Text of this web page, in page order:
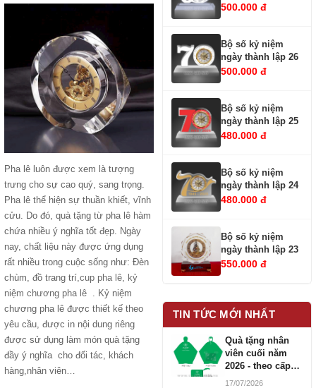
Pha lê luôn được xem là tượng
trưng cho sự cao quý, sang trọng.
Pha lê thể hiện sự thuần khiết, vĩnh
cửu. Do đó, quà tặng từ pha lê hàm
chứa nhiều ý nghĩa tốt đẹp. Ngày
nay, chất liệu này được ứng dụng
rất nhiều trong cuộc sống như: Đèn
chùm, đồ trang trí,cup pha lê, kỷ
niệm chương pha lê . Kỷ niệm
chương pha lê được thiết kế theo
yêu cầu, được in nội dung riêng
được sử dụng làm món quà tặng
đầy ý nghĩa cho đối tác, khách
hàng,nhân viên…
500.000 đ
Bộ số kỷ niệm
ngày thành lập 26
500.000 đ
Bộ số kỷ niệm
ngày thành lập 25
480.000 đ
Bộ số kỷ niệm
ngày thành lập 24
480.000 đ
Bộ số kỷ niệm
ngày thành lập 23
550.000 đ
TIN TỨC MỚI NHẤT
Quà tặng nhân
viên cuối năm
2026 - theo cấp
bậc CBNV
17/07/2026